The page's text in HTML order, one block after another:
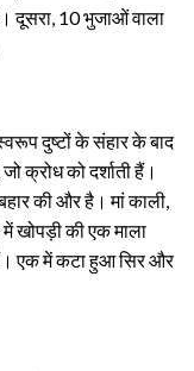
दूसरा, 10 भुजाओं वाला
दुष्टों के संहार के बाद
क्रोध को दर्शाती हैं।
की और है। मां काली,
खोपड़ी की एक माला
एक में कटा हुआ सिर और